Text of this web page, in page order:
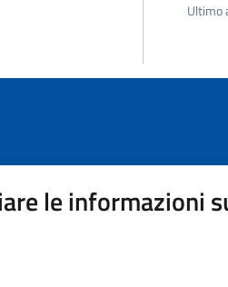
Ultimo
le informazioni